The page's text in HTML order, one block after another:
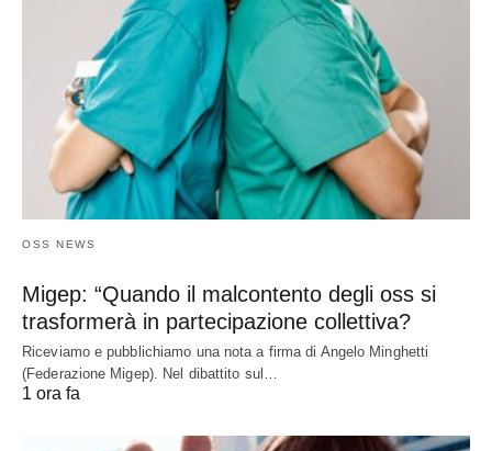
OSS NEWS
Migep: “Quando il malcontento degli oss si
trasformerà in partecipazione collettiva?
Riceviamo e pubblichiamo una nota a firma di Angelo Minghetti
(Federazione Migep). Nel dibattito sul…
1 ora fa